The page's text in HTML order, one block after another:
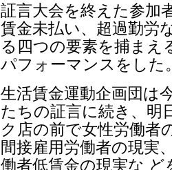
証言大会を終えた参加
賃金未払い、超過勤労
る四つの要素を捕まえ
パフォーマンスをした
生活賃金運動企画団は
たちの証言に続き、明
ク店の前で女性労働者
間接雇用労働者の現実
働者低賃金の現実な